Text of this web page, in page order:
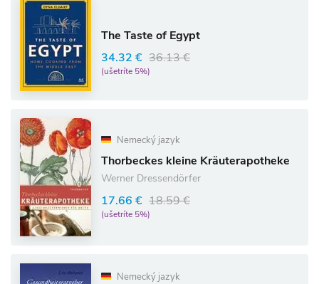
The Taste of Egypt
34.32 € 36.13 €
(ušetríte 5%)
Nemecký jazyk
Thorbeckes kleine Kräuterapotheke
Werner Dressendörfer
17.66 € 18.59 €
(ušetríte 5%)
Nemecký jazyk